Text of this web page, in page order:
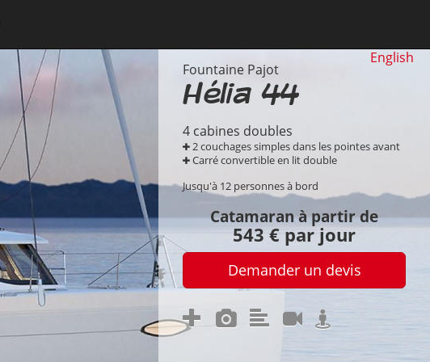
English
Fountaine Pajot
Hélia 44
4 cabines doubles
2 couchages simples dans les pointes avant
Carré convertible en lit double
Jusqu'à 12 personnes à bord
Catamaran à partir de
543 € par jour
Demander un devis